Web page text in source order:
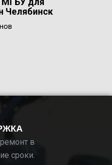
Челябинск
в
сроки.